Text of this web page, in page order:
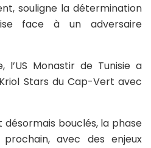
souligne la détermination
face à un adversaire
l’US Monastir de Tunisie a
Stars du Cap-Vert avec
bouclés, la phase
avec des enjeux